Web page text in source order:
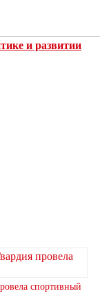
и развитии
спортивный